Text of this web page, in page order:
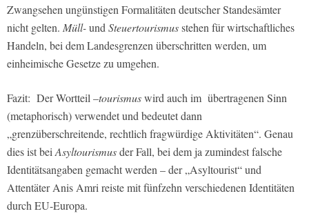
Zwangsehen ungünstigen Formalitäten deutscher Standesämter
nicht gelten. Müll-undSteuertourismusstehen für wirtschaftliches
Handeln, bei dem Landesgrenzen überschritten werden, um
einheimische Gesetze zu umgehen.
Fazit: Der Wortteil –tourismuswird auch im übertragenen Sinn
(metaphorisch) verwendet und bedeutet dann
„grenzüberschreitende, rechtlich fragwürdige Aktivitäten“. Genau
dies ist beiAsyltourismusder Fall, bei dem ja zumindest falsche
Identitätsangaben gemacht werden – der „Asyltourist“ und
Attentäter Anis Amri reiste mit fünfzehn verschiedenen Identitäten
durch EU-Europa.